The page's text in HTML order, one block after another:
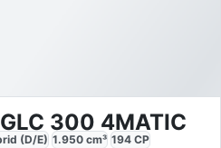
300 4MATIC
(D/E) 1.950 cm³ 194 CP